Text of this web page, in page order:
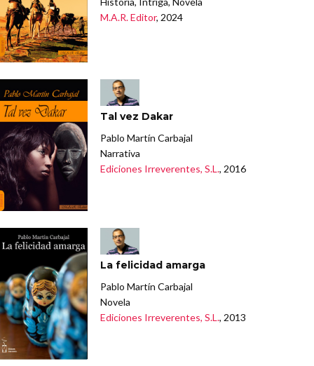
M.A.R. Editor, 2024
Tal vez Dakar
Pablo Martín Carbajal
Narrativa
Ediciones Irreverentes, S.L., 2016
La felicidad amarga
Pablo Martín Carbajal
Novela
Ediciones Irreverentes, S.L., 2013